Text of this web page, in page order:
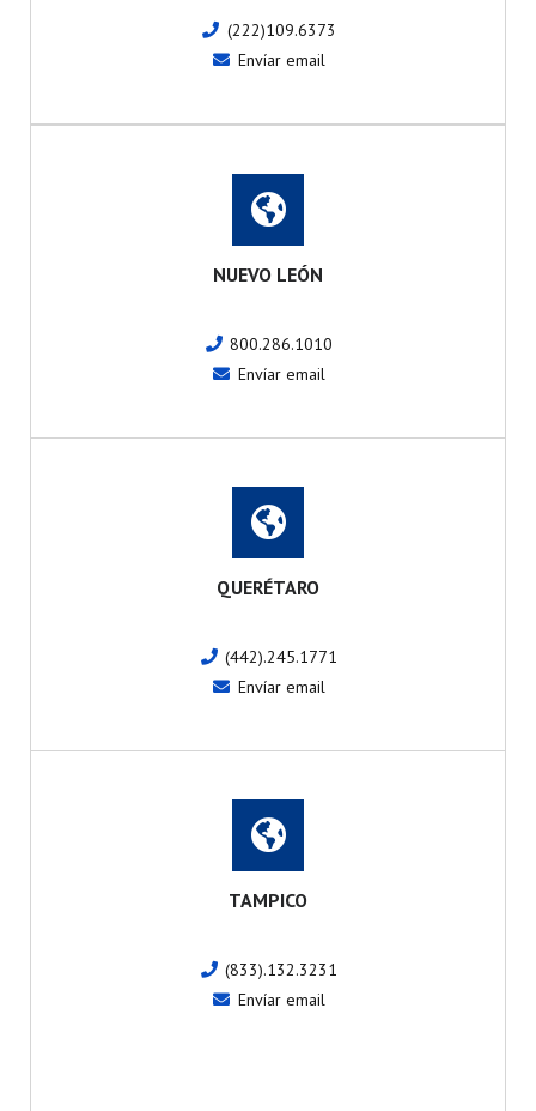
(222)109.6373
Envíar email
NUEVO LEÓN
800.286.1010
Envíar email
QUERÉTARO
(442).245.1771
Envíar email
TAMPICO
(833).132.3231
Envíar email